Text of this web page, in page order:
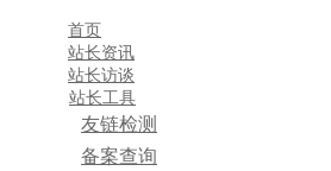
首页
站长资讯
站长访谈
站长工具
友链检测
备案查询